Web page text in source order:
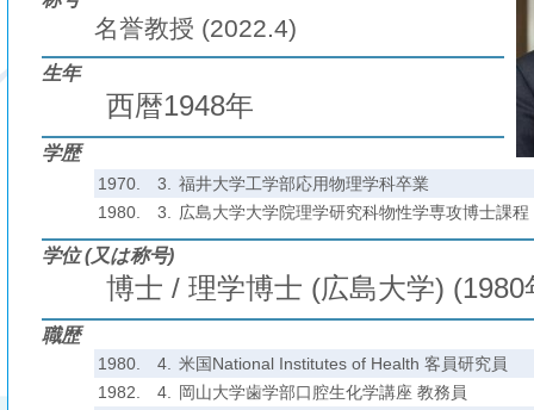
名誉教授 (2022.4)
生年
西暦1948年
学歴
1970. 3.
福井大学工学部応用物理学科卒業
1980.
3. 広島大学大学院理学研究科物性学専攻博士課程
学位 (又は称号)
博士 / 理学博士 (広島大学) (1980
職歴
1980. 4.
米国National Institutes of Health 客員研究員
1982.
4.
岡山大学歯学部口腔生化学講座 教務員